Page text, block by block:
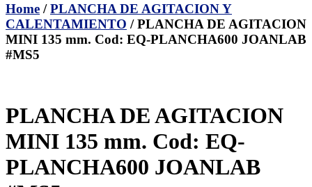
Home /PLANCHA DE AGITACION Y
CALENTAMIENTO / PLANCHA DE AGITACION
MINI 135 mm. Cod: EQ-PLANCHA600 JOANLAB
#MS5
PLANCHA DE AGITACION
MINI 135 mm. Cod: EQ-
PLANCHA600 JOANLAB